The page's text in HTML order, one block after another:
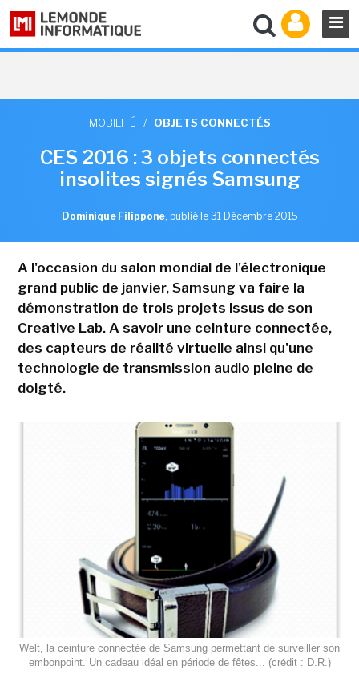
MOBILITÉ / OBJETS CONNECTÉS
CES 2016 : 3 objets connectés
insolites signés Samsung
Dominique Filippone, publié le 31 Décembre 2015
A l'occasion du salon mondial de l'électronique
grand public de janvier, Samsung va faire la
démonstration de trois projets issus de son
Creative Lab. A savoir une ceinture connectée,
des capteurs de réalité virtuelle ainsi qu'une
technologie de transmission audio pleine de
doigté.
Welt, la ceinture connectée de Samsung permettant de surveiller son
embonpoint. Un cadeau idéal en période de fêtes... (crédit : D.R.)